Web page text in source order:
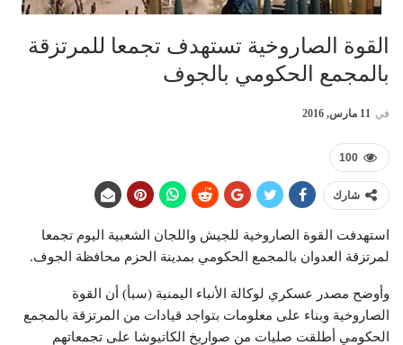
القوة الصاروخية تستهدف تجمعا للمرتزقة
بالمجمع الحكومي بالجوف
في 11 مارس, 2016
100
شارك
استهدفت القوة الصاروخية للجيش واللجان الشعبية اليوم تجمعا
لمرتزقة العدوان بالمجمع الحكومي بمدينة الحزم محافظة الجوف.
وأوضح مصدر عسكري لوكالة الأنباء اليمنية (سبأ) أن القوة
الصاروخية وبناء على معلومات بتواجد قيادات من المرتزقة بالمجمع
الحكومي أطلقت صليات من صواريخ الكاتيوشا على تجمعاتهم